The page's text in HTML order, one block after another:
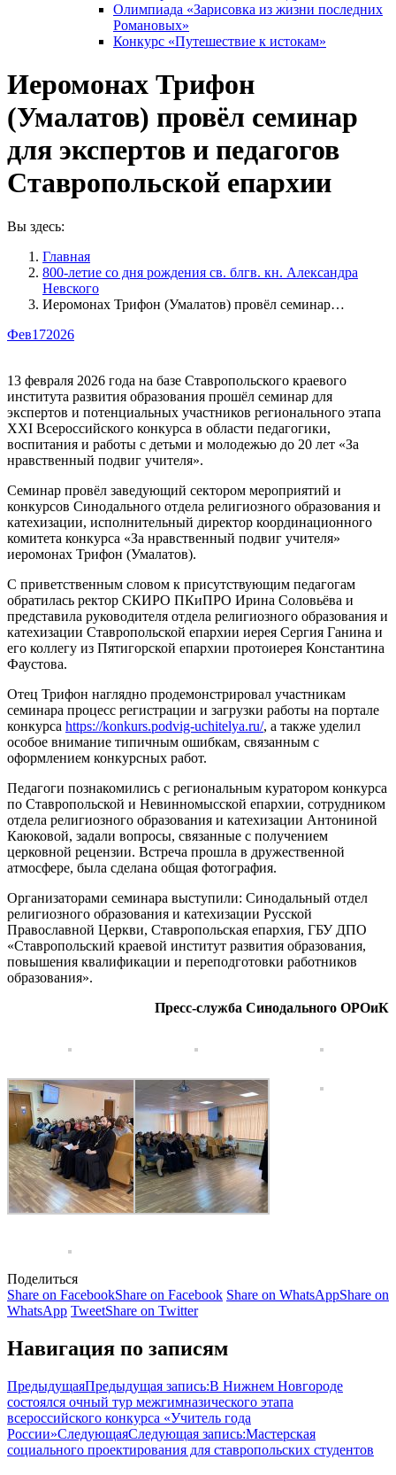
Олимпиада «Зарисовка из жизни последних
Романовых»
Конкурс «Путешествие к истокам»
Иеромонах Трифон
(Умалатов) провёл семинар
для экспертов и педагогов
Ставропольской епархии
Вы здесь:
Главная
800-летие со дня рождения св. блгв. кн. Александра
Невского
Иеромонах Трифон (Умалатов) провёл семинар…
Фев172026
13 февраля 2026 года на базе Ставропольского краевого
института развития образования прошёл семинар для
экспертов и потенциальных участников регионального этапа
XXI Всероссийского конкурса в области педагогики,
воспитания и работы с детьми и молодежью до 20 лет «За
нравственный подвиг учителя».
Семинар провёл заведующий сектором мероприятий и
конкурсов Синодального отдела религиозного образования и
катехизации, исполнительный директор координационного
комитета конкурса «За нравственный подвиг учителя»
иеромонах Трифон (Умалатов).
С приветственным словом к присутствующим педагогам
обратилась ректор СКИРО ПКиПРО Ирина Соловьёва и
представила руководителя отдела религиозного образования и
катехизации Ставропольской епархии иерея Сергия Ганина и
его коллегу из Пятигорской епархии протоиерея Константина
Фаустова.
Отец Трифон наглядно продемонстрировал участникам
семинара процесс регистрации и загрузки работы на портале
конкурса https://konkurs.podvig-uchitelya.ru/, а также уделил
особое внимание типичным ошибкам, связанным с
оформлением конкурсных работ.
Педагоги познакомились с региональным куратором конкурса
по Ставропольской и Невинномысской епархии, сотрудником
отдела религиозного образования и катехизации Антониной
Каюковой, задали вопросы, связанные с получением
церковной рецензии. Встреча прошла в дружественной
атмосфере, была сделана общая фотография.
Организаторами семинара выступили: Синодальный отдел
религиозного образования и катехизации Русской
Православной Церкви, Ставропольская епархия, ГБУ ДПО
«Ставропольский краевой институт развития образования,
повышения квалификации и переподготовки работников
образования».
Пресс-служба Синодального ОРОиК
Поделиться
Share on FacebookShare on Facebook Share on WhatsAppShare on
WhatsApp TweetShare on Twitter
Навигация по записям
ПредыдущаяПредыдущая запись:В Нижнем Новгороде
состоялся очный тур межгимназического этапа
всероссийского конкурса «Учитель года
России»СледующаяСледующая запись:Мастерская
социального проектирования для ставропольских студентов